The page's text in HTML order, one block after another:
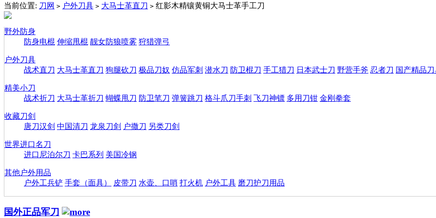
当前位置: 刀网 > 户外刀具 > 大马士革直刀 > 红影木精镶黄铜大马士革手工刀
野外防身
防身电棍 伸缩甩棍 靓女防狼喷雾 狩猎弹弓
户外刀具
战术直刀 大马士革直刀 狗腿砍刀 极品刀奴 仿品军刺 潜水刀 防卫棍刀 手工猎刀 日本武士刀 野营手斧 忍者刀 国产精品
精美小刀
战术折刀 大马士革折刀 蝴蝶甩刀 防卫笔刀 弹簧跳刀 格斗爪刀手刺 飞刀神镖 多用刀钳 金刚拳套
收藏刀剑
唐刀汉剑 中国清刀 龙泉刀剑 户撒刀 另类刀剑
世界进口名刀
进口尼泊尔刀 卡巴系列 美国冷钢
其他户外用品
户外工兵铲 手套（面具） 皮带刀 水壶、口哨 打火机 户外工具 磨刀护刀用品
国外正品军刀